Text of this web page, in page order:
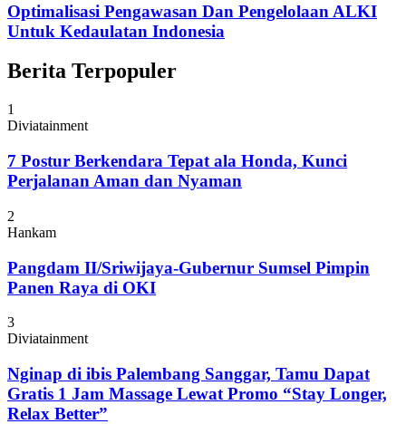
Optimalisasi Pengawasan Dan Pengelolaan ALKI
Untuk Kedaulatan Indonesia
Berita Terpopuler
1
Diviatainment
7 Postur Berkendara Tepat ala Honda, Kunci
Perjalanan Aman dan Nyaman
2
Hankam
Pangdam II/Sriwijaya-Gubernur Sumsel Pimpin
Panen Raya di OKI
3
Diviatainment
Nginap di ibis Palembang Sanggar, Tamu Dapat
Gratis 1 Jam Massage Lewat Promo “Stay Longer,
Relax Better”